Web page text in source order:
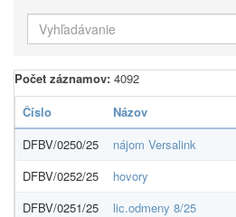
Počet záznamov: 4092
Číslo
Názov
DFBV/0250/25
nájom Versalink
DFBV/0252/25
hovory
DFBV/0251/25
lic.odmeny 8/25